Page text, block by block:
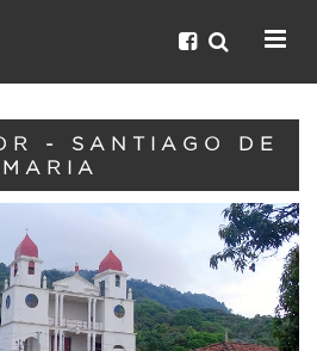
- SANTIAGO DE
MARIA